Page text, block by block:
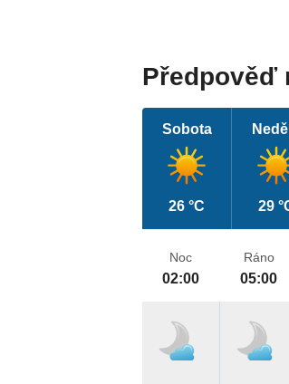
Předpověď
Sobota
26 °C 29
Noc
02:00
Ráno
05:00